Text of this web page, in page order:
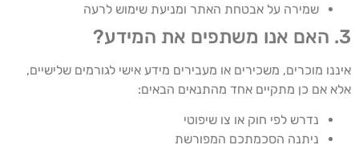
שמירה על אבטחת האתר ומניעת שימוש לרעה
3. האם אנו משתפים את המידע?
איננו מוכרים, משכירים או מעבירים מידע אישי לגורמים שלישיים,
אלא אם כן מתקיים אחד מהתנאים הבאים:
נדרש לפי חוק או צו שיפוטי
ניתנה הסכמתכם המפורשת